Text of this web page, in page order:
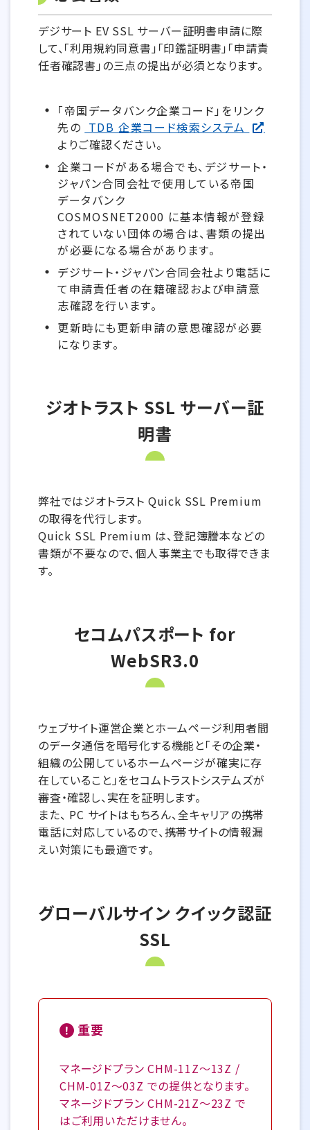
デジサート EV SSL サーバー証明書申請に際
して、「利用規約同意書」「印鑑証明書」「申請責
任者確認書」の三点の提出が必須となります。
「帝国データバンク企業コード」をリンク
先の TDB 企業コード検索システム
よりご確認ください。
企業コードがある場合でも、デジサート・
ジャパン合同会社で使用している帝国
データバンク
COSMOSNET2000 に基本情報が登録
されていない団体の場合は、書類の提出
が必要になる場合があります。
デジサート・ジャパン合同会社より電話に
て申請責任者の在籍確認および申請意
志確認を行います。
更新時にも更新申請の意思確認が必要
になります。
ジオトラスト SSL サーバー証
明書
弊社ではジオトラスト Quick SSL Premium
の取得を代行します。
Quick SSL Premium は、登記簿謄本などの
書類が不要なので、個人事業主でも取得できま
す。
セコムパスポート for
WebSR3.0
ウェブサイト運営企業とホームページ利用者間
のデータ通信を暗号化する機能と「その企業・
組織の公開しているホームページが確実に存
在していること」をセコムトラストシステムズが
審査・確認し、実在を証明します。
また、 PC サイトはもちろん、全キャリアの携帯
電話に対応しているので、携帯サイトの情報漏
えい対策にも最適です。
グローバルサイン クイック認証
SSL
重要
マネージドプラン CHM-11Z～13Z /
CHM-01Z～03Z での提供となります。
マネージドプラン CHM-21Z～23Z で
はご利用いただけません。